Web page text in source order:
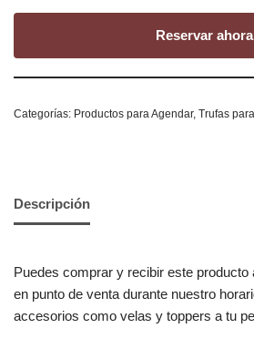
Reservar ahora
Categorías: Productos para Agendar, Trufas
Descripción
Puedes comprar y recibir este producto
en punto de venta durante nuestro
accesorios como velas y toppers a tu